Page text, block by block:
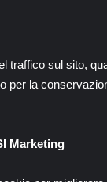
traffico sul sito,
per la
Marketing